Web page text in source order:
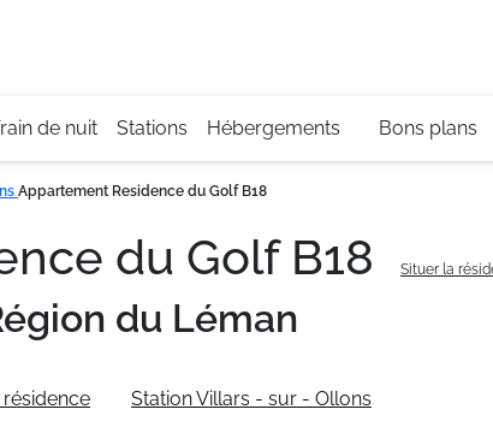
de nuit Stations Hébergements Bons plans
Appartement Residence du Golf B18
du Golf B18 Situer la
du Léman
résidence Station Villars - sur - Ollons